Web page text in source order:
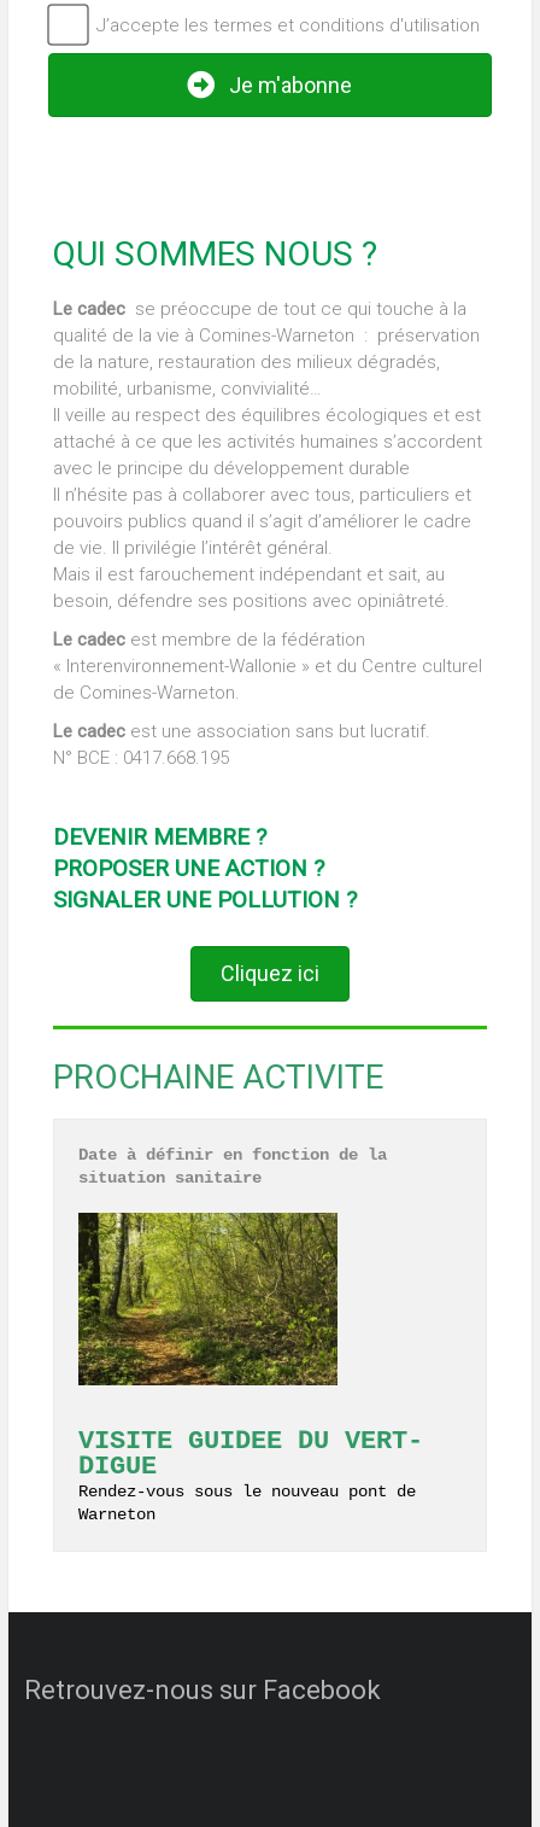
J’accepte les termes et conditions d'utilisation
Je m'abonne
QUI SOMMES NOUS ?
Le cadecse préoccupe de tout ce qui touche à la
qualité de la vie à Comines-Warneton : préservation
de la nature, restauration des milieux dégradés,
mobilité, urbanisme, convivialité…
Il veille au respect des équilibres écologiques et est
attaché à ce que les activités humaines s’accordent
avec le principe du développement durable
Il n’hésite pas à collaborer avec tous, particuliers et
pouvoirs publics quand il s’agit d’améliorer le cadre
de vie. Il privilégie l’intérêt général.
Mais il est farouchement indépendant et sait, au
besoin, défendre ses positions avec opiniâtreté.
Le cadecest membre de la fédération
« Interenvironnement-Wallonie » et du Centre culturel
de Comines-Warneton.
Le cadecest une association sans but lucratif.
N° BCE : 0417.668.195
DEVENIR MEMBRE ?
PROPOSER UNE ACTION ?
SIGNALER UNE POLLUTION ?
Cliquez ici
PROCHAINE ACTIVITE
Date à définir en fonction de la
situation sanitaire
VISITE GUIDEE DU VERT-
DIGUE
Rendez-vous sous le nouveau pont de
Warneton
Retrouvez-nous sur Facebook